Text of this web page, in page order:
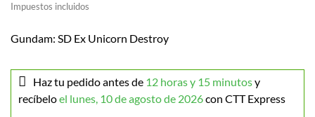
Impuestos incluidos
Gundam: SD Ex Unicorn Destroy
Haz tu pedido antes de 12 horas y 15 minutosy
recíbeloel lunes, 10 de agosto de 2026con CTT Express